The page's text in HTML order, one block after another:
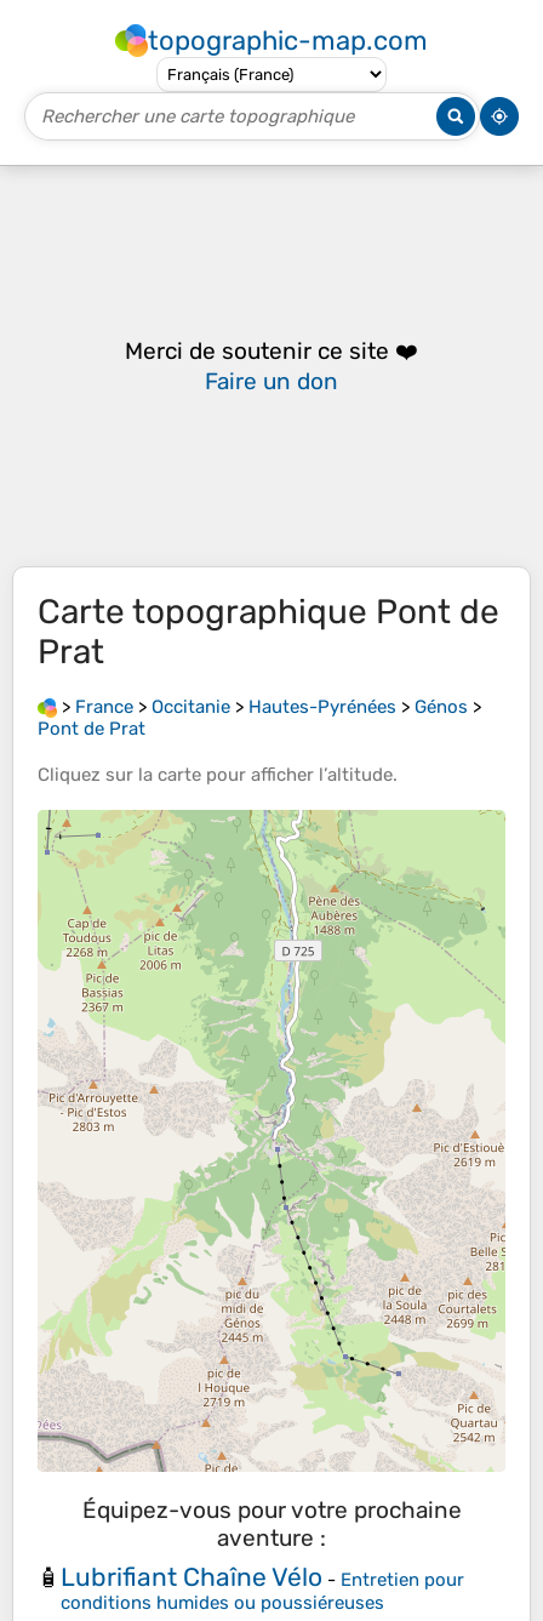
topographic-map.com
Merci de soutenir ce site ❤️
Faire un don
Carte topographique Pont de
Prat
> France > Occitanie > Hautes-Pyrénées > Génos >
Pont de Prat
Cliquez sur la carte pour afficher l’altitude.
Équipez-vous pour votre prochaine
aventure :
🧴 Lubrifiant Chaîne Vélo - Entretien pour
conditions humides ou poussiéreuses